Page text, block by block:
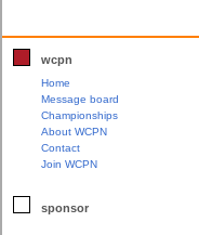
wcpn
Home
Message board
Championships
About WCPN
Contact
Join WCPN
sponsor